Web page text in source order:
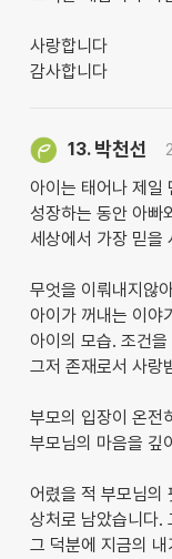
사랑합니다
감사합니다
13. 박천선
아이는 태어나 제일
성장하는 동안 아빠
세상에서 가장 믿을
무엇을 이뤄내지않
아이가 꺼내는 이야
아이의 모습. 조건
그저 존재로서 사랑
부모의 입장이 온전
부모님의 마음을 깊
어렸을 적 부모님의
상처로 남았습니다.
그 덕분에 지금의